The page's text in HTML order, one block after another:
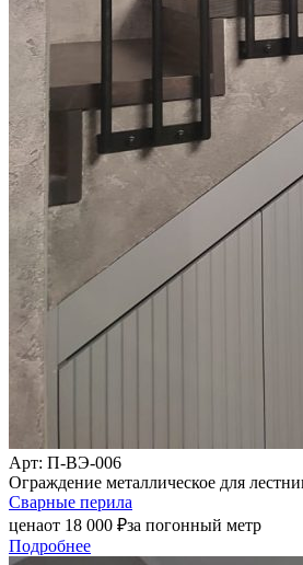
Арт: П-ВЭ-006
Ограждение металлическое для
Сварные перила
ценаот 18 000 ₽за погонный метр
Подробнее